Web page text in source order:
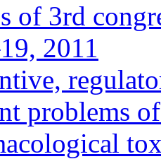
of 3rd
2011
problems